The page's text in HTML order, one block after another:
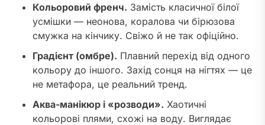
Кольоровий френч. Замість класичної білої
усмішки — неонова, коралова чи бірюзова
смужка на кінчику. Свіжо й не так офіційно.
Градієнт (омбре). Плавний перехід від одного
кольору до іншого. Захід сонця на нігтях — це
не метафора, це реальний тренд.
Аква-манікюр і «розводи». Хаотичні
кольорові плями, схожі на воду. Виглядає